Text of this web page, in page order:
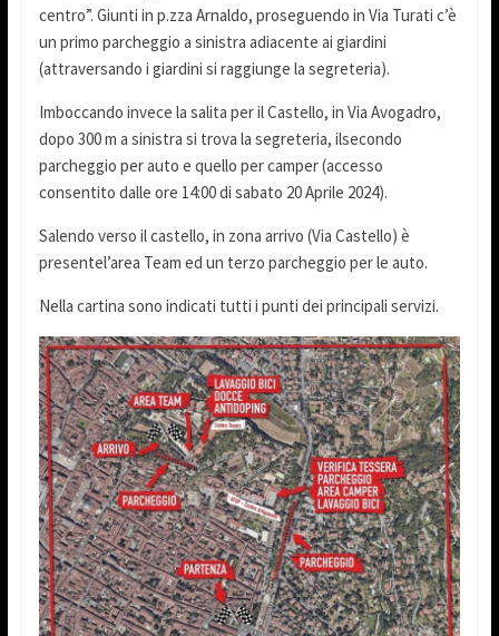
centro”. Giunti in p.zza Arnaldo, proseguendo in Via Turati c’è
un primo parcheggio a sinistra adiacente ai giardini
(attraversando i giardini si raggiunge la segreteria).
Imboccando invece la salita per il Castello, in Via Avogadro,
dopo 300 m a sinistra si trova la segreteria, ilsecondo
parcheggio per auto e quello per camper (accesso
consentito dalle ore 14:00 di sabato 20 Aprile 2024).
Salendo verso il castello, in zona arrivo (Via Castello) è
presentel’area Team ed un terzo parcheggio per le auto.
Nella cartina sono indicati tutti i punti dei principali servizi.